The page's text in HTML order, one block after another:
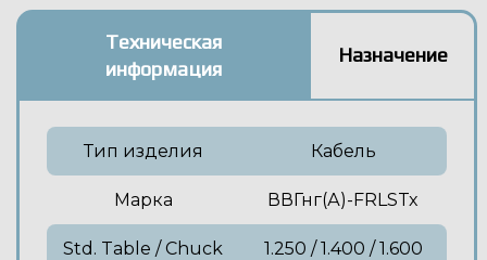
Техническая
информация
Назначение
Тип изделия Кабель
Марка ВВГнг(А)-FRLSTx
Std. Table / Chuck
1.250 / 1.400 / 1.600